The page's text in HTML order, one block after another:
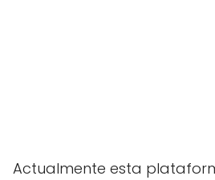
Actualmente esta